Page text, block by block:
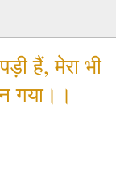
हैं, मेरा भी
गया।।